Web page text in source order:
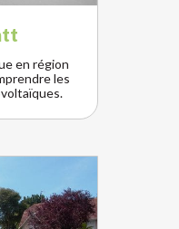
en région
les